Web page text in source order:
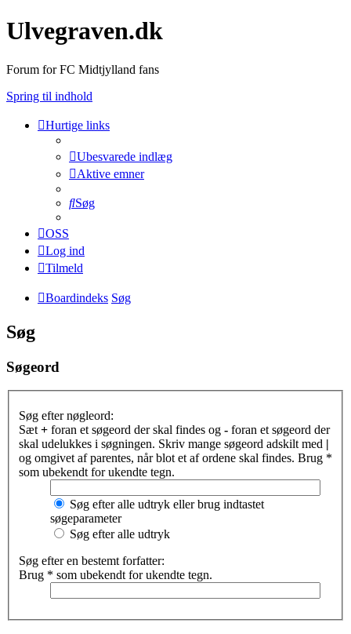
Ulvegraven.dk
Forum for FC Midtjylland fans
Spring til indhold
Hurtige links
Ubesvarede indlæg
Aktive emner
Søg
OSS
Log ind
Tilmeld
Boardindeks Søg
Søg
Søgeord
Søg efter nøgleord:
Sæt + foran et søgeord der skal findes og - foran et søgeord der
skal udelukkes i søgningen. Skriv mange søgeord adskilt med |
og omgivet af parentes, når blot et af ordene skal findes. Brug *
som ubekendt for ukendte tegn.
Søg efter alle udtryk eller brug indtastet
søgeparameter
Søg efter alle udtryk
Søg efter en bestemt forfatter:
Brug * som ubekendt for ukendte tegn.